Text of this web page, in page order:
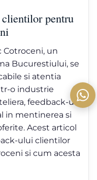
pentru
un
Bucurestiului, se
si atentia
o industrie
feedback-ul
in mentinerea si
Acest articol
ului clientilor
si cum acesta